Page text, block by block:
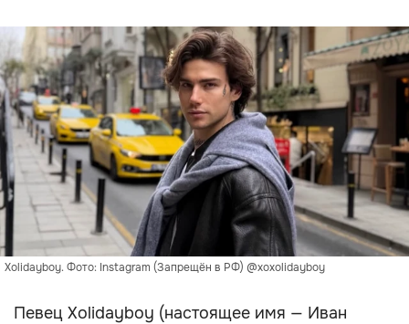
Xolidayboy. Фото: Instagram (Запрещён в РФ) @xoxolidayboy
Певец Xolidayboy (настоящее имя — Иван